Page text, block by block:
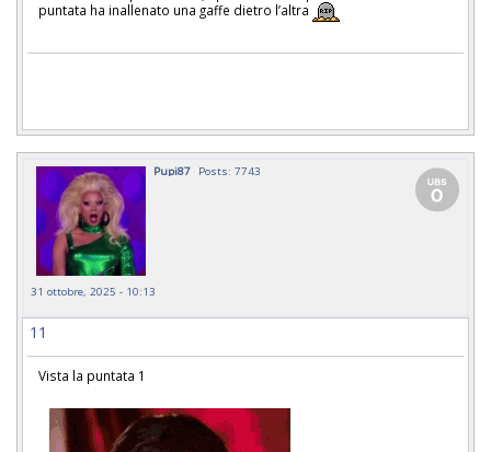
puntata ha inallenato una gaffe dietro l’altra
Pupi87 Posts: 7743
31 ottobre, 2025 - 10:13
11
Vista la puntata 1